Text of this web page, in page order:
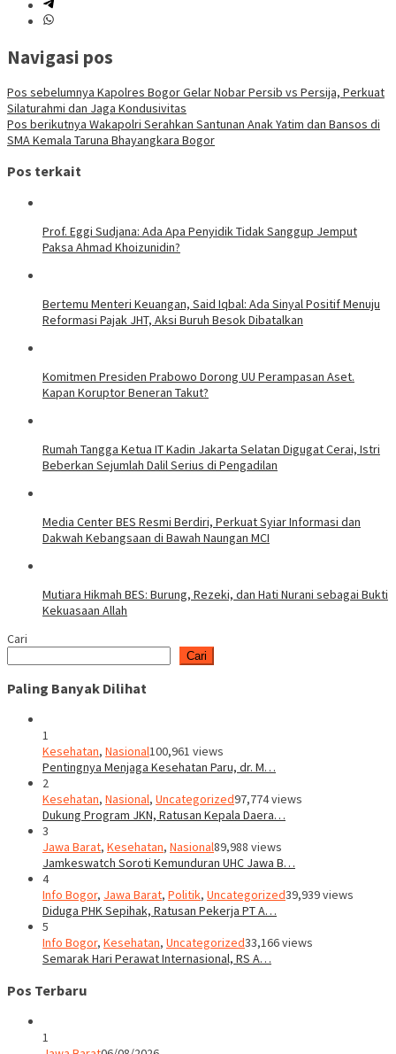
Navigasi pos
Pos sebelumnya Kapolres Bogor Gelar Nobar Persib vs Persija, Perkuat
Silaturahmi dan Jaga Kondusivitas
Pos berikutnya Wakapolri Serahkan Santunan Anak Yatim dan Bansos di
SMA Kemala Taruna Bhayangkara Bogor
Pos terkait
Prof. Eggi Sudjana: Ada Apa Penyidik Tidak Sanggup Jemput
Paksa Ahmad Khoizunidin?
Bertemu Menteri Keuangan, Said Iqbal: Ada Sinyal Positif Menuju
Reformasi Pajak JHT, Aksi Buruh Besok Dibatalkan
Komitmen Presiden Prabowo Dorong UU Perampasan Aset.
Kapan Koruptor Beneran Takut?
Rumah Tangga Ketua IT Kadin Jakarta Selatan Digugat Cerai, Istri
Beberkan Sejumlah Dalil Serius di Pengadilan
Media Center BES Resmi Berdiri, Perkuat Syiar Informasi dan
Dakwah Kebangsaan di Bawah Naungan MCI
Mutiara Hikmah BES: Burung, Rezeki, dan Hati Nurani sebagai Bukti
Kekuasaan Allah
Cari
Cari
Paling Banyak Dilihat
1
Kesehatan, Nasional100,961 views
Pentingnya Menjaga Kesehatan Paru, dr. M…
2
Kesehatan, Nasional, Uncategorized97,774 views
Dukung Program JKN, Ratusan Kepala Daera…
3
Jawa Barat, Kesehatan, Nasional89,988 views
Jamkeswatch Soroti Kemunduran UHC Jawa B…
4
Info Bogor, Jawa Barat, Politik, Uncategorized39,939 views
Diduga PHK Sepihak, Ratusan Pekerja PT A…
5
Info Bogor, Kesehatan, Uncategorized33,166 views
Semarak Hari Perawat Internasional, RS A…
Pos Terbaru
1